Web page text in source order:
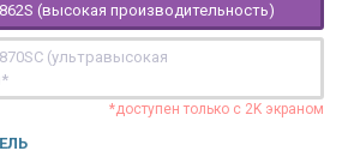
(высокая производительность)
(ультравысокая
*доступен только с 2K экраном